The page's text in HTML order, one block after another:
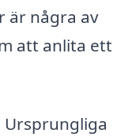
är några av
att anlita ett